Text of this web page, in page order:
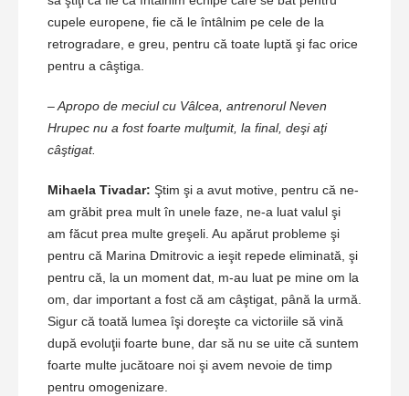
cupele europene, fie că le întâlnim pe cele de la
retrogradare, e greu, pentru că toate luptă şi fac orice
pentru a câştiga.
– Apropo de meciul cu Vâlcea, antrenorul Neven
Hrupec nu a fost foarte mulţumit, la final, deşi aţi
câştigat.
Mihaela Tivadar: Ştim şi a avut motive, pentru că ne-
am grăbit prea mult în unele faze, ne-a luat valul şi
am făcut prea multe greşeli. Au apărut probleme şi
pentru că Marina Dmitrovic a ieşit repede eliminată, şi
pentru că, la un moment dat, m-au luat pe mine om la
om, dar important a fost că am câştigat, până la urmă.
Sigur că toată lumea îşi doreşte ca victoriile să vină
după evoluţii foarte bune, dar să nu se uite că suntem
foarte multe jucătoare noi şi avem nevoie de timp
pentru omogenizare.